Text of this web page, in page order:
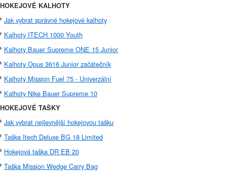
HOKEJOVÉ KALHOTY
Jak vybrat správné hokejové kalhoty
Kalhoty ITECH 1000 Youth
Kalhoty Bauer Supreme ONE 15 Junior
Kalhoty Opus 3616 Junior začátečník
Kalhoty Mission Fuel 75 - Univerzální
Kalhoty Nike Bauer Supreme 10
HOKEJOVÉ TAŠKY
Jak vybrat nejlevnější hokejovou tašku
Taška Itech Deluxe BG 18 Limited
Hokejová taška DR EB 20
Taška Mission Wedge Carry Bag